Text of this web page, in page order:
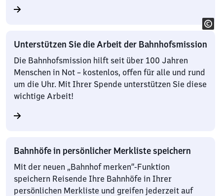
Unterstützen Sie die Arbeit der Bahnhofsmission
Die Bahnhofsmission hilft seit über 100 Jahren
Menschen in Not – kostenlos, offen für alle und rund
um die Uhr. Mit Ihrer Spende unterstützen Sie diese
wichtige Arbeit!
Bahnhöfe in persönlicher Merkliste speichern
Mit der neuen „Bahnhof merken“-Funktion
speichern Reisende Ihre Bahnhöfe in Ihrer
persönlichen Merkliste und greifen jederzeit auf